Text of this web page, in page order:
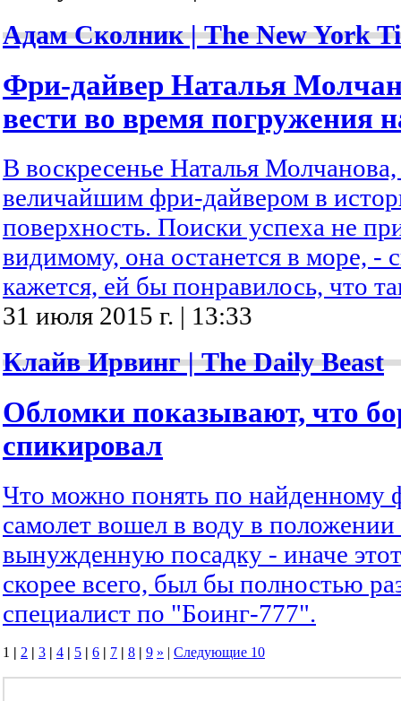
Адам Сколник | The New York
Фри-дайвер Наталья
вести во время погружения
В воскресенье Наталья
величайшим фри-дайвером в
поверхность. Поиски успеха не
видимому, она останется в море, -
кажется, ей бы понравилось, что
31 июля 2015 г. | 13:33
Клайв Ирвинг | The Daily Beast
Обломки показывают, что
спикировал
Что можно понять по найденному
самолет вошел в воду в
вынужденную посадку - иначе
скорее всего, был бы полностью
специалист по "Боинг-777".
1 | 2 | 3 | 4 | 5 | 6 | 7 | 8 | 9 » | Следующие 10